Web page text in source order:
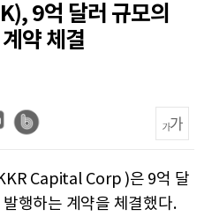
9억 달러 규모의
약 체결
Capital Corp )은 9억 달
행하는 계약을 체결했다.